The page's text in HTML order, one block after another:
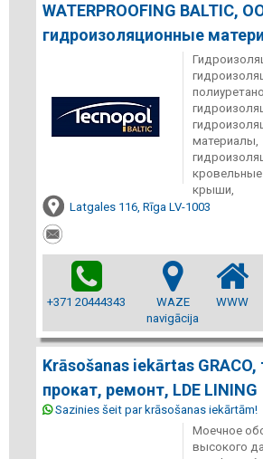
WATERPROOFING BALTIC,
гидроизоляционные
материалы,
крыши,
Latgales 116, Rīga LV-1003
+371 20444343
WAZE
navigācija
WWW
Krāsošanas iekārtas GRACO,
прокат, ремонт, LDE LINING
Sazinies šeit par krāsošanas iekārtām!
Моечное
высокого